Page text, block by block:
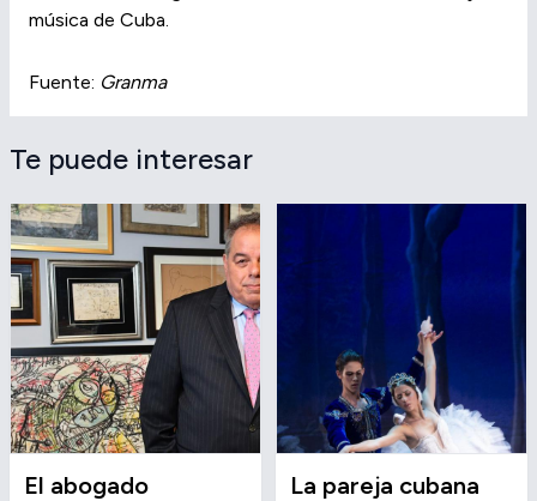
música de Cuba.
Fuente: Granma
Te puede interesar
El abogado
La pareja cubana